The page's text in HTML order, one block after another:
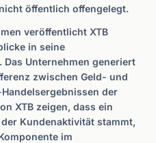
öffentlich offengelegt.
veröffentlicht XTB
in seine
Unternehmen generiert
zwischen Geld- und
der
XTB zeigen, dass ein
Kundenaktivität stammt,
im